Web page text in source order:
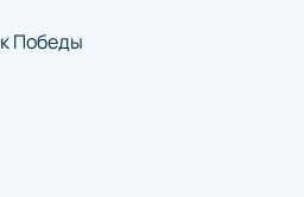
Победы